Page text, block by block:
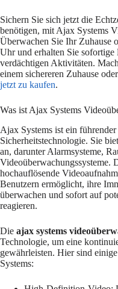
Sichern Sie sich jetzt die
benötigen, mit Ajax Systems
Überwachen Sie Ihr Zuhause
Uhr und erhalten Sie sofortige
verdächtigen Aktivitäten.
einem sichereren Zuhause
jetzt zu kaufen.
Was ist Ajax Systems
Ajax Systems ist ein
Sicherheitstechnologie. Sie
an, darunter Alarmsysteme,
Videoüberwachungssysteme.
hochauflösende
Benutzern ermöglicht, ihre
überwachen und sofort auf
reagieren.
Die ajax systems
Technologie, um eine
gewährleisten. Hier sind
Systems: